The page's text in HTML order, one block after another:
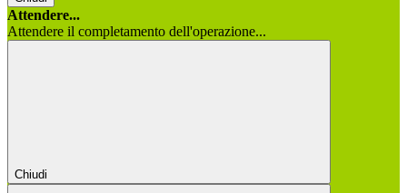
Attendere...
Attendere il completamento dell'operazione...
Chiudi